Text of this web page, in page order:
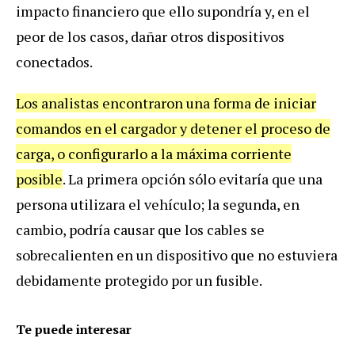
impacto financiero que ello supondría y, en el
peor de los casos, dañar otros dispositivos
conectados.
Los analistas encontraron una forma de iniciar
comandos en el cargador y detener el proceso de
carga, o configurarlo a la máxima corriente
posible. La primera opción sólo evitaría que una
persona utilizara el vehículo; la segunda, en
cambio, podría causar que los cables se
sobrecalienten en un dispositivo que no estuviera
debidamente protegido por un fusible.
Te puede interesar